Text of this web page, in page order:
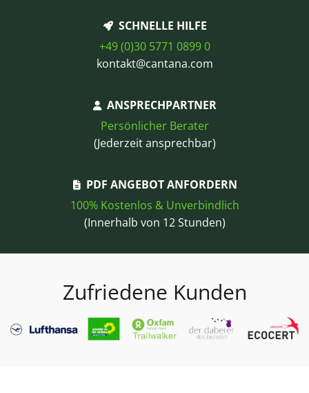
SCHNELLE HILFE
+49 (0)30 5771 0899 0
kontakt@cantana.com
ANSPRECHPARTNER
Persönlicher Berater
(Jederzeit ansprechbar)
PDF ANGEBOT ANFORDERN
100% Kostenlos & Unverbindlich
(Innerhalb von 12 Stunden)
Zufriedene Kunden